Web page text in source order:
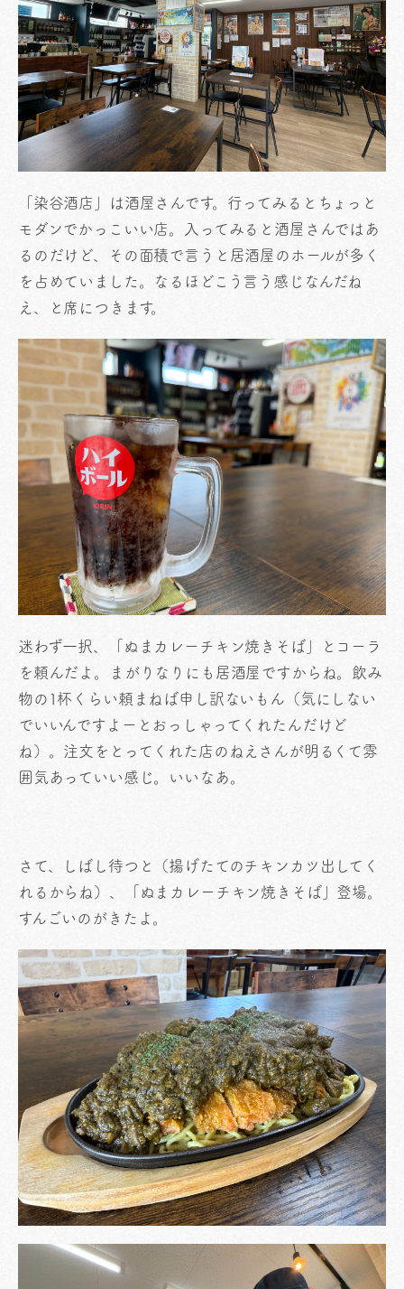
「染谷酒店」は酒屋さんです。行ってみるとちょっと
モダンでかっこいい店。入ってみると酒屋さんではあ
るのだけど、その面積で言うと居酒屋のホールが多く
を占めていました。なるほどこう言う感じなんだね
え、と席につきます。
迷わず一択、「ぬまカレーチキン焼きそば」とコーラ
を頼んだよ。まがりなりにも居酒屋ですからね。飲み
物の1杯くらい頼まねば申し訳ないもん（気にしない
でいいんですよーとおっしゃってくれたんだけど
ね）。注文をとってくれた店のねえさんが明るくて雰
囲気あっていい感じ。いいなあ。
さて、しばし待つと（揚げたてのチキンカツ出してく
れるからね）、「ぬまカレーチキン焼きそば」登場。
すんごいのがきたよ。